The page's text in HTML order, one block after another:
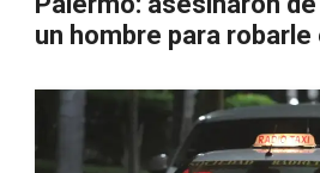
un hombre para robarle